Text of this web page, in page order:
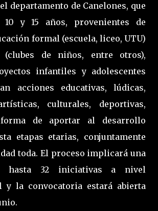
departamento de Canelones, que
10 y 15 años, provenientes de
formal (escuela, liceo, UTU)
de niños, entre otros),
infantiles y adolescentes
acciones educativas, lúdicas,
culturales, deportivas,
de aportar al desarrollo
etapas etarias, conjuntamente
toda. El proceso implicará una
hasta 32 iniciativas a nivel
y la convocatoria estará abierta